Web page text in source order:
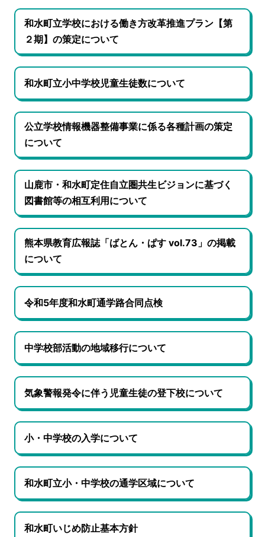
和水町立学校における働き方改革推進プラン【第
２期】の策定について
和水町立小中学校児童生徒数について
公立学校情報機器整備事業に係る各種計画の策定
について
山鹿市・和水町定住自立圏共生ビジョンに基づく
図書館等の相互利用について
熊本県教育広報誌「ばとん・ぱす vol.73」の掲載
について
令和5年度和水町通学路合同点検
中学校部活動の地域移行について
気象警報発令に伴う児童生徒の登下校について
小・中学校の入学について
和水町立小・中学校の通学区域について
和水町いじめ防止基本方針